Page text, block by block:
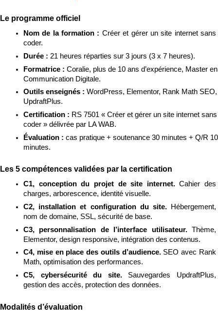
Le programme officiel
Nom de la formation : Créer et gérer un site internet sans
coder.
Durée : 21 heures réparties sur 3 jours (3 x 7 heures).
Formatrice : Coralie, plus de 10 ans d’expérience, Master en
Communication Digitale.
Outils enseignés : WordPress, Elementor, Rank Math SEO,
UpdraftPlus.
Certification : RS 7501 « Créer et gérer un site internet sans
coder » délivrée par LA WAB.
Évaluation : cas pratique + soutenance 30 minutes + Q/R 10
minutes.
Les 5 compétences validées par la certification
C1, conception du projet de site internet. Cahier des
charges, arborescence, identité visuelle.
C2, installation et configuration du site.
Hébergement,
nom de domaine, SSL, sécurité de base.
C3, personnalisation de l’interface utilisateur. Thème,
Elementor, design responsive, intégration des contenus.
C4, mise en place des outils d’audience. SEO avec Rank
Math, optimisation des performances.
C5, cybersécurité du site. Sauvegardes UpdraftPlus,
gestion des accès, protection des données.
Modalités d’évaluation